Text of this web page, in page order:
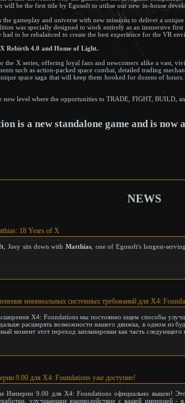
be the first title by Egosoft to utilise our new in-house
gameplay and universe with new missions to deliver a
was specially designed to work entirely as an immersive first
to be rebalanced to create the best experience for the VR
Rebirth 4.0 and Home of Light.
the X series, offering loyal fans and newcomers alike a vast,
such as action-packed space combat, detailed trading
space saga that will keep them hooked for dozens of
new level where the opportunities to TRADE, FIGHT, BUILD,
is a new standalone game and is now
NEWS
18 Years of X
, Joey sits down withMatthias , one of Egosoft's longest-
минимальных системных требований для X4:
X4: Foundations мы постоянно ищем способы
расширять возможности нашего движка, в одном из
момент этот переход запланирован как часть следующего
9.00 для X4: Foundations уже доступно!
Империи 9.00 для X4: Foundations официально вышло! Это
улучшающие взаимодействие с вашей империей - в